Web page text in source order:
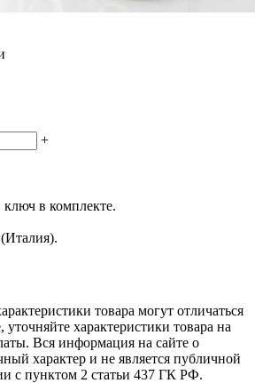
+
в комплекте.
товара могут отличаться
уточняйте характеристики товара на
Вся информация на сайте о
характер и не является публичной
с пунктом 2 статьи 437 ГК РФ.